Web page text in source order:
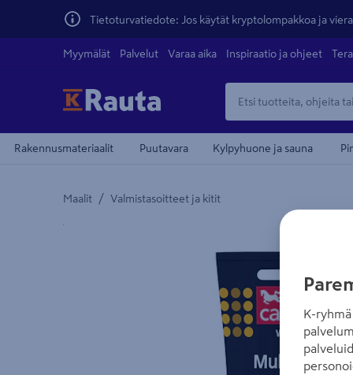
Tietoturvatiedote: Jos käytät kryptolompakkoa ja
Myymälät Palvelut Varaa aika Inspiraatio ja ohjeet
Rakennusmateriaalit Puutavara Kylpyhuone ja sauna
Maalit / Valmistasoitteet ja kitit
Yksityiskohtainen kuvaus löytyy Tuotteen kuvaus -
K-